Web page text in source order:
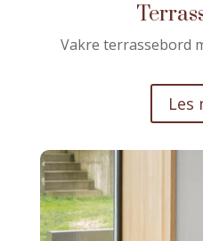
Vakre terrassebord
Les